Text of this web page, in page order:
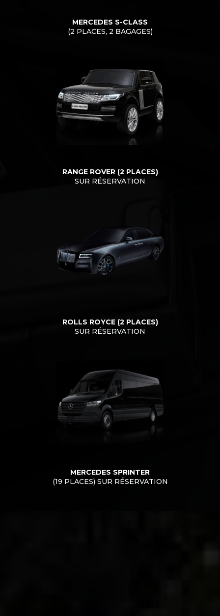
MERCEDES S-CLASS
(2 PLACES, 2 BAGAGES)
RANGE ROVER (2 PLACES)
SUR RÉSERVATION
ROLLS ROYCE (2 PLACES)
SUR RÉSERVATION
MERCEDES SPRINTER
(19 PLACES) SUR RÉSERVATION